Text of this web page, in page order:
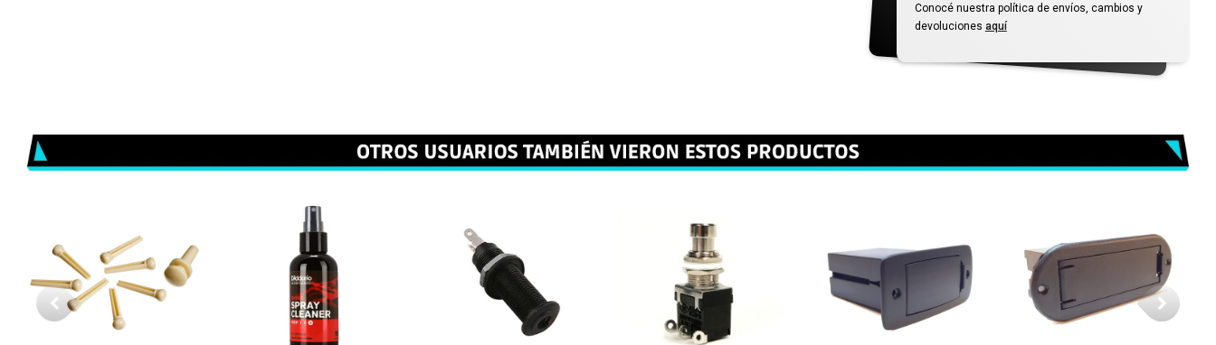
Conocé nuestra política de envíos, cambios y
devoluciones aquí